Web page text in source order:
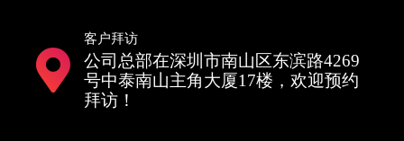
客户拜访
公司总部在深圳市南山区东滨路4269
号中泰南山主角大厦17楼，欢迎预约
拜访！